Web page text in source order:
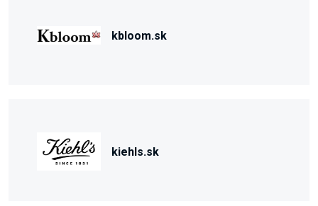
kbloom.sk
kiehls.sk